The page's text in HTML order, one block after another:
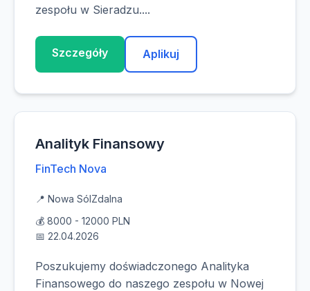
zespołu w Sieradzu....
Szczegóły Aplikuj
Analityk Finansowy
FinTech Nova
📍 Nowa SólZdalna
💰 8000 - 12000 PLN
📅 22.04.2026
Poszukujemy doświadczonego Analityka
Finansowego do naszego zespołu w Nowej